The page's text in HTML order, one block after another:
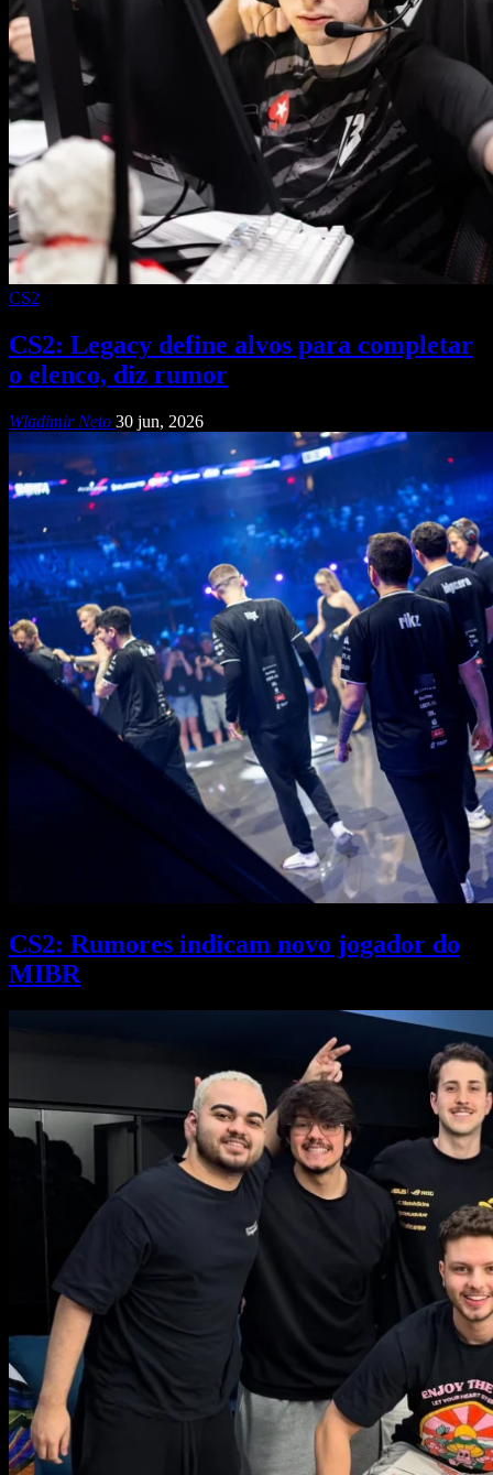
CS2
CS2: Legacy define alvos para completar
o elenco, diz rumor
Wladimir Neto 30 jun, 2026
CS2: Rumores indicam novo jogador do
MIBR